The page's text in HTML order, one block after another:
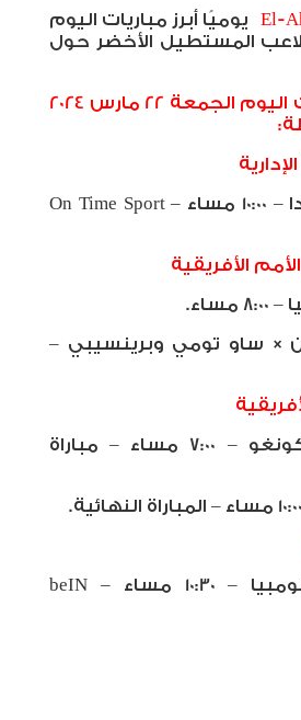
El-
يوميًا أبرز مباريات اليوم
المستطيل الأخضر حول
مواعيد مباريات اليوم الجمعة 22 مارس 2024
–
On Time Sport
الأفريقية
× ساو تومي وبرينسيبي –
السنغال × الكونغو – 7:00 مساء – مباراة
10:30 مساء –
beIN